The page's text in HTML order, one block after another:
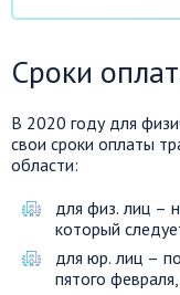
Сроки
В 2020 году для
свои сроки оплаты
области:
для физ. лиц –
который
для юр. лиц –
пятого